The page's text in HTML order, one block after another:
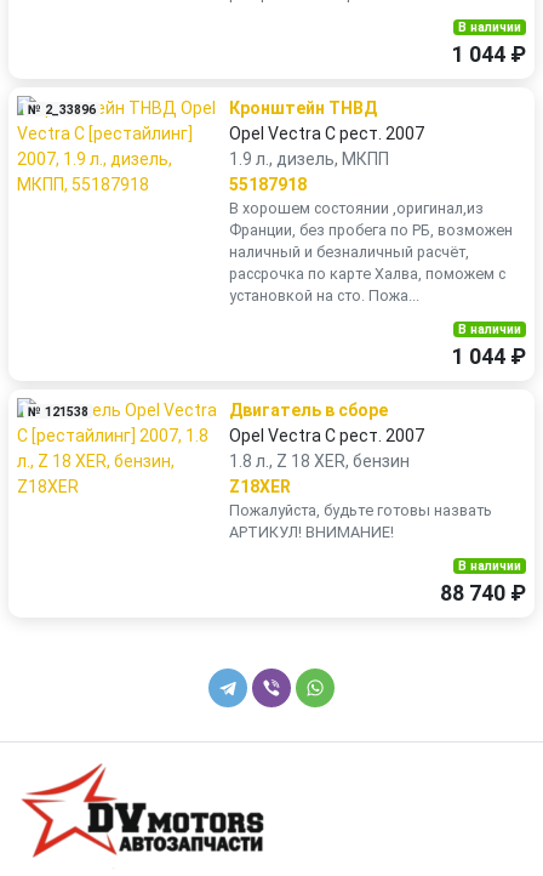
В наличии
1 044 ₽
№ 2_33896
Кронштейн ТНВД
Opel Vectra C рест. 2007
1.9 л., дизель, МКПП
55187918
В хорошем состоянии ,оригинал,из
Франции, без пробега по РБ, возможен
наличный и безналичный расчёт,
рассрочка по карте Халва, поможем с
установкой на сто. Пожа...
В наличии
1 044 ₽
№ 121538
Двигатель в сборе
Opel Vectra C рест. 2007
1.8 л., Z 18 XER, бензин
Z18XER
Пожалуйста, будьте готовы назвать
АРТИКУЛ! ВНИМАНИЕ!
В наличии
88 740 ₽